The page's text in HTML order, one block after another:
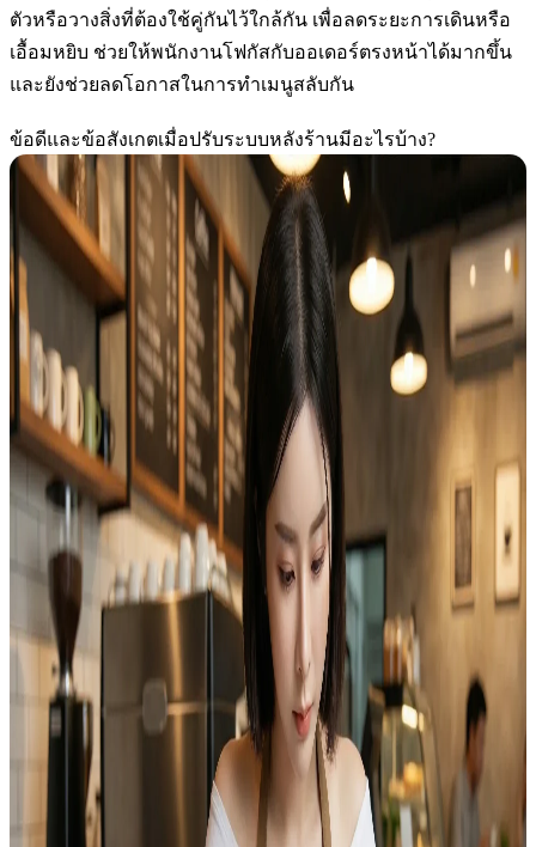
ตัวหรือวางสิ่งที่ต้องใช้คู่กันไว้ใกล้กัน เพื่อลดระยะการเดินหรือ
เอื้อมหยิบ ช่วยให้พนักงานโฟกัสกับออเดอร์ตรงหน้าได้มากขึ้น
และยังช่วยลดโอกาสในการทำเมนูสลับกัน
ข้อดีและข้อสังเกตเมื่อปรับระบบหลังร้านมีอะไรบ้าง?